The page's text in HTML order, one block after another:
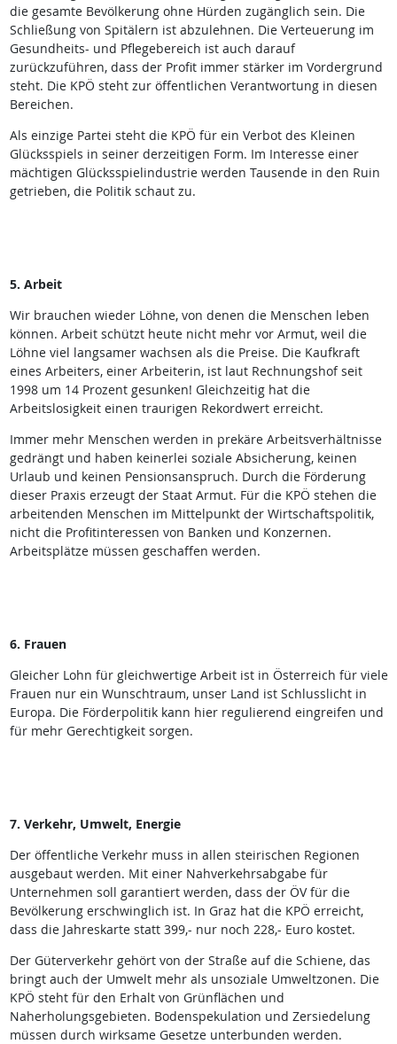
die gesamte Bevölkerung ohne Hürden zugänglich sein. Die
Schließung von Spitälern ist abzulehnen. Die Verteuerung im
Gesundheits- und Pflegebereich ist auch darauf
zurückzuführen, dass der Profit immer stärker im Vordergrund
steht. Die KPÖ steht zur öffentlichen Verantwortung in diesen
Bereichen.
Als einzige Partei steht die KPÖ für ein Verbot des Kleinen
Glücksspiels in seiner derzeitigen Form. Im Interesse einer
mächtigen Glücksspielindustrie werden Tausende in den Ruin
getrieben, die Politik schaut zu.
5. Arbeit
Wir brauchen wieder Löhne, von denen die Menschen leben
können. Arbeit schützt heute nicht mehr vor Armut, weil die
Löhne viel langsamer wachsen als die Preise. Die Kaufkraft
eines Arbeiters, einer Arbeiterin, ist laut Rechnungshof seit
1998 um 14 Prozent gesunken! Gleichzeitig hat die
Arbeitslosigkeit einen traurigen Rekordwert erreicht.
Immer mehr Menschen werden in prekäre Arbeitsverhältnisse
gedrängt und haben keinerlei soziale Absicherung, keinen
Urlaub und keinen Pensionsanspruch. Durch die Förderung
dieser Praxis erzeugt der Staat Armut. Für die KPÖ stehen die
arbeitenden Menschen im Mittelpunkt der Wirtschaftspolitik,
nicht die Profitinteressen von Banken und Konzernen.
Arbeitsplätze müssen geschaffen werden.
6. Frauen
Gleicher Lohn für gleichwertige Arbeit ist in Österreich für viele
Frauen nur ein Wunschtraum, unser Land ist Schlusslicht in
Europa. Die Förderpolitik kann hier regulierend eingreifen und
für mehr Gerechtigkeit sorgen.
7. Verkehr, Umwelt, Energie
Der öffentliche Verkehr muss in allen steirischen Regionen
ausgebaut werden. Mit einer Nahverkehrsabgabe für
Unternehmen soll garantiert werden, dass der ÖV für die
Bevölkerung erschwinglich ist. In Graz hat die KPÖ erreicht,
dass die Jahreskarte statt 399,- nur noch 228,- Euro kostet.
Der Güterverkehr gehört von der Straße auf die Schiene, das
bringt auch der Umwelt mehr als unsoziale Umweltzonen. Die
KPÖ steht für den Erhalt von Grünflächen und
Naherholungsgebieten. Bodenspekulation und Zersiedelung
müssen durch wirksame Gesetze unterbunden werden.